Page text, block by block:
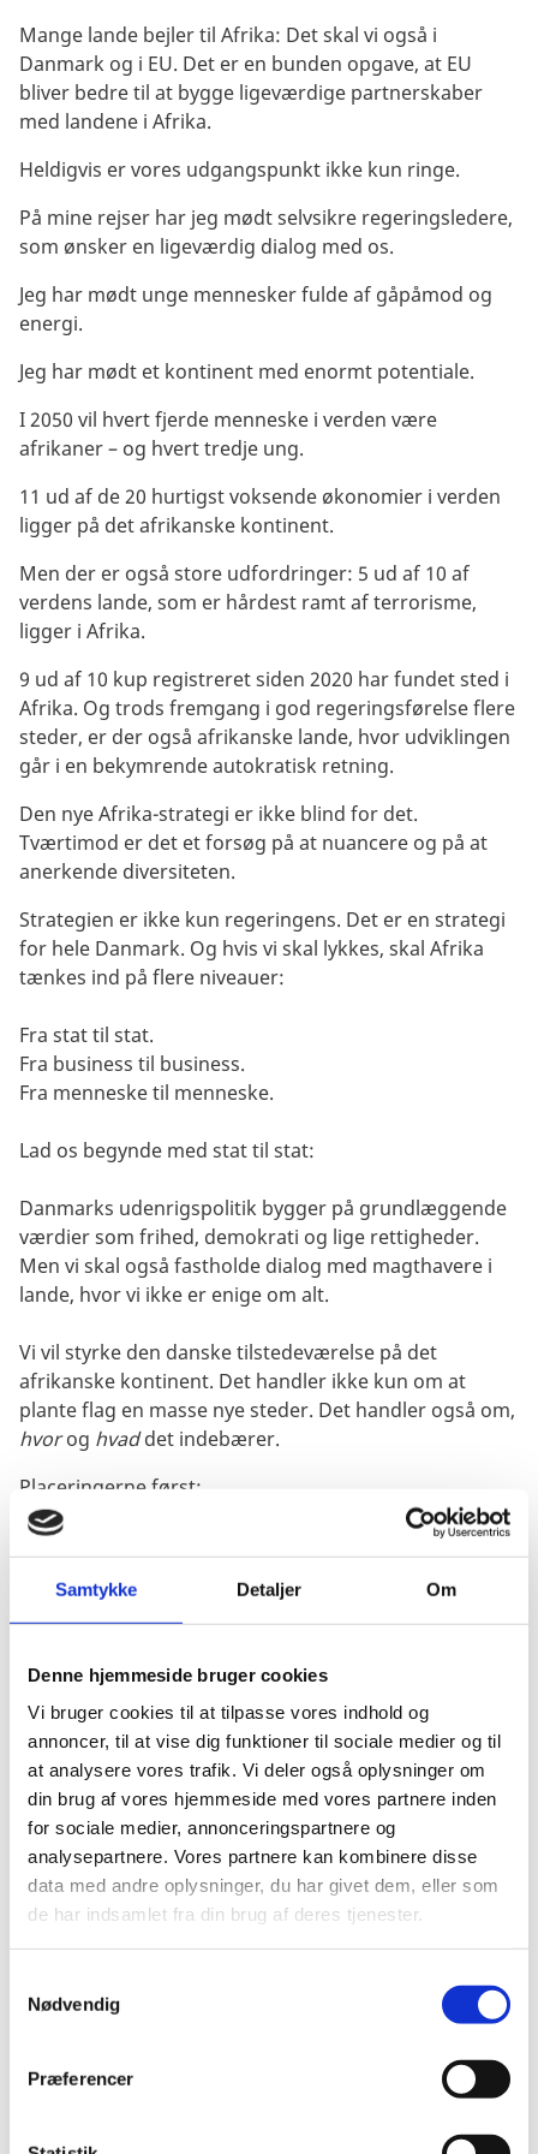
Samtykke Detaljer Om
Denne hjemmeside bruger cookies
Vi bruger cookies til at tilpasse vores indhold og
annoncer, til at vise dig funktioner til sociale medier og til
at analysere vores trafik. Vi deler også oplysninger om
din brug af vores hjemmeside med vores partnere inden
for sociale medier, annonceringspartnere og
analysepartnere. Vores partnere kan kombinere disse
data med andre oplysninger, du har givet dem, eller som
de har indsamlet fra din brug af deres tjenester.
Nødvendig
Præferencer
Mange lande bejler til Afrika: Det skal vi også i
Danmark og i EU. Det er en bunden opgave, at EU
bliver bedre til at bygge ligeværdige partnerskaber
med landene i Afrika.
Heldigvis er vores udgangspunkt ikke kun ringe.
På mine rejser har jeg mødt selvsikre regeringsledere,
som ønsker en ligeværdig dialog med os.
Jeg har mødt unge mennesker fulde af gåpåmod og
energi.
Jeg har mødt et kontinent med enormt potentiale.
I 2050 vil hvert fjerde menneske i verden være
afrikaner – og hvert tredje ung.
11 ud af de 20 hurtigst voksende økonomier i verden
ligger på det afrikanske kontinent.
Men der er også store udfordringer: 5 ud af 10 af
verdens lande, som er hårdest ramt af terrorisme,
ligger i Afrika.
9 ud af 10 kup registreret siden 2020 har fundet sted i
Afrika. Og trods fremgang i god regeringsførelse flere
steder, er der også afrikanske lande, hvor udviklingen
går i en bekymrende autokratisk retning.
Den nye Afrika-strategi er ikke blind for det.
Tværtimod er det et forsøg på at nuancere og på at
anerkende diversiteten.
Strategien er ikke kun regeringens. Det er en strategi
for hele Danmark. Og hvis vi skal lykkes, skal Afrika
tænkes ind på flere niveauer:
Fra stat til stat.
Fra business til business.
Fra menneske til menneske.
Lad os begynde med stat til stat:
Danmarks udenrigspolitik bygger på grundlæggende
værdier som frihed, demokrati og lige rettigheder.
Men vi skal også fastholde dialog med magthavere i
lande, hvor vi ikke er enige om alt.
Vi vil styrke den danske tilstedeværelse på det
afrikanske kontinent. Det handler ikke kun om at
plante flag en masse nye steder. Det handler også om,
hvorog hvaddet indebærer.
Placeringerne først:
Vi vil være til stede der, hvor det giver mening.
Hvor vi ser potentiale.
Og hvor vi har klare danske interesser.
Derfor åbner vi i løbet af 2025 tre nye ambassader i
Senegal, Tunesien og Rwanda.
Men vi skal også turde erkende åbent, når
handlerummet for dialog bliver for snævert. Når
resultaterne ikke længere står mål med indsatserne.
Derfor har vi, ligesom en række af vores ligesindede
lande, besluttet at lukke vores ambassader i Mali og
Burkina Faso.
Det betyder ikke, at vi opgiver vores støtte til de hårdt
Nu gør vi det bare fra andre steder og på en anden